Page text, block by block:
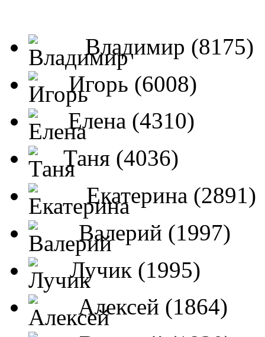
Владимир (8175)
Игорь (6008)
Елена (4310)
Таня (4036)
Екатерина (2891)
Валерий (1997)
Лучик (1995)
Алексей (1864)